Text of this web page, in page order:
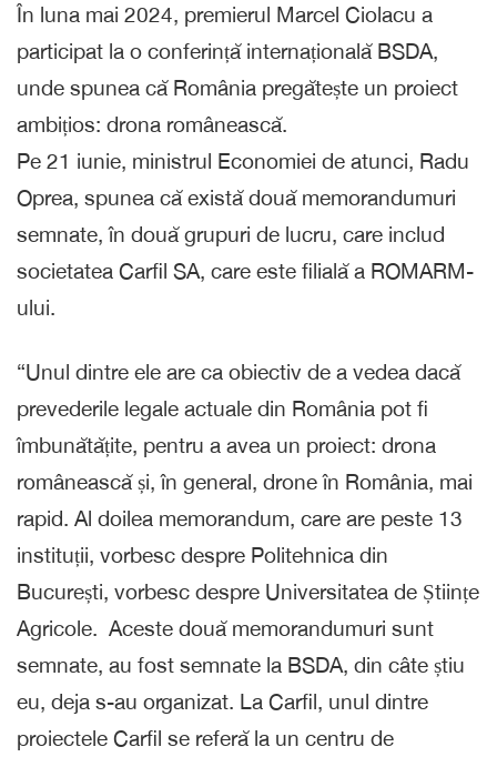
În luna mai 2024, premierul Marcel Ciolacu a
participat la o conferință internațională BSDA,
unde spunea că România pregătește un proiect
ambițios: drona românească.
Pe 21 iunie, ministrul Economiei de atunci, Radu
Oprea, spunea că există două memorandumuri
semnate, în două grupuri de lucru, care includ
societatea Carfil SA, care este filială a ROMARM-
ului.
“Unul dintre ele are ca obiectiv de a vedea dacă
prevederile legale actuale din România pot fi
îmbunătățite, pentru a avea un proiect: drona
românească și, în general, drone în România, mai
rapid. Al doilea memorandum, care are peste 13
instituții, vorbesc despre Politehnica din
București, vorbesc despre Universitatea de Științe
Agricole. Aceste două memorandumuri sunt
semnate, au fost semnate la BSDA, din câte știu
eu, deja s-au organizat. La Carfil, unul dintre
proiectele Carfil se referă la un centru de